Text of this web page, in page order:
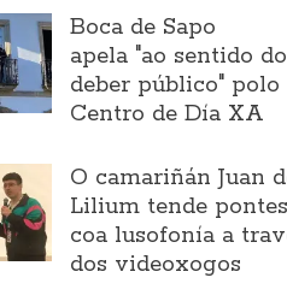
Boca de Sapo
apela "ao sentido do
deber público" polo
Centro de Día XA
O camariñán Juan
Lilium tende pontes
coa lusofonía a
dos videoxogos